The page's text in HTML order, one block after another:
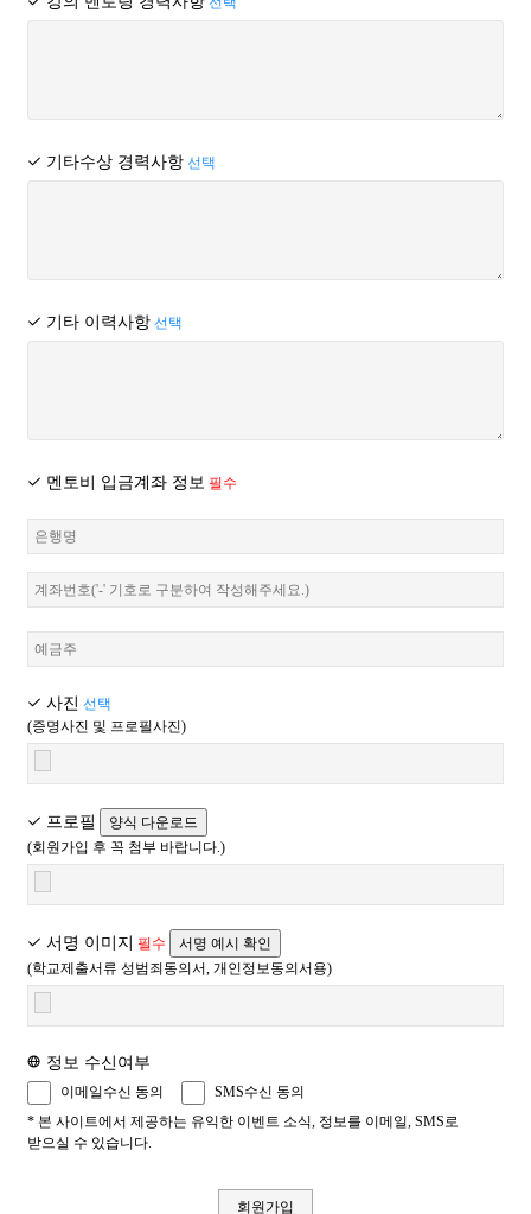
2. 구매계약이 체결된 재화 또는 용역의 배송
내용 및 제공일자를 명시하여 현재의 재화 또는 용역의 내용을
게시한 곳에 즉시 공지합니다.
배상합니다. 다만, “몰”이 고의 또는 과실이 없음을 입증하는
경우에는 그러하지 아니합니다.
제5조(서비스의 중단)
① “몰”은 컴퓨터 등 정보통신설비의 보수점검․교체 및 고장,
통신의 두절 등의 사유가 발생한 경우에는 서비스의 제공을
일시적으로 중단할 수 있습니다.
② “몰”은 제1항의 사유로 서비스의 제공이 일시적으로 중단됨으로
“몰”이 고의 또는 과실이 없음을 입증하는 경우에는 그러하지
아니합니다.
서비스를 제공할 수 없게 되는 경우에는 “몰”은 제8조에 정한
방법으로 이용자에게 통지하고 당초 “몰”에서 제시한 조건에 따라
소비자에게 보상합니다. 다만, “몰”이 보상기준 등을 고지하지
지급합니다.
제6조(회원가입)
① 이용자는 “몰”이 정한 가입 양식에 따라 회원정보를 기입한 후
개인정보를 보유할 수 있습니다.
1. OOOO는 회원들의 개인정보를 무단으로 타인 또는 다른 회사나
신청자의 정보를 제공하는 경우
- 정보통신망이용촉진및정보보호등에관한법률 등 관계법령에
요청하는 경우
한국정보보호진흥원 등 법정단체의 요청이 있는 경우
- 업무상 연락을 위하여 회원의 정보(성명, 주소, 전화번호)를
사용하는 경우
- 통계작성, 홍보자료, 학술연구 또는 시장조사를 위하여 필요한
경우로서 특정 고객임을 식별할 수 없는 형태로 제공되는 경우
- 회원들이 OOOO의 서비스를 신청하여 OOOO가 서비스 이행을 위해
배송업체, 외주콜센터업체, 지로 발송 업체 등에 해당 회원의
연락처 등을 제공하는 경우
2. OOOO는 보다 다양한 서비스 제공을 위하여 회원들의 개인정보를
회원 개개인의 동의를 구하겠습니다. 제휴사가 어디인지, 제공 또는
공유되는 개인정보항목이 무엇인지, 왜 그러한 개인정보가
공유되어야 하는지, 그리고 언제까지 어떻게 보호, 관리되는지에
대해 개별적으로 전자우편을 통해 고지하여 동의를 구하는 절차를
거치게 되며, 귀하께서 동의하지 않는 경우에는 제휴사에게
제공하거나 제휴사와 공유하지 않습니다.
※ 개인정보의 열람 및 정정
정정하실 수 있습니다. 개인정보 열람 및 정정을 원하시는분은 OOOO
사이트에 로그온 하신 후, 로그아웃 버튼 옆의 "정보변경" 버튼을
클릭하십시오.
2. 만일 ID와 비밀번호를 잃어버리신 회원은 홈페이지에서 "ID 확인/
기타수상 경력사항 선택
기타 이력사항 선택
멘토비 입금계좌 정보 필수
사진 선택
(증명사진 및 프로필사진)
프로필
양식 다운로드
(회원가입 후 꼭 첨부 바랍니다.)
서명 이미지 필수
서명 예시 확인
(학교제출서류 성범죄동의서, 개인정보동의서용)
정보 수신여부
이메일수신 동의
SMS수신 동의
* 본 사이트에서 제공하는 유익한 이벤트 소식, 정보를 이메일, SMS로
받으실 수 있습니다.
회원가입